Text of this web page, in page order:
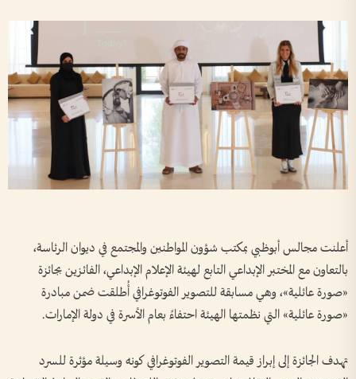
أعلنت مجالس أبوظبي بمكتب شؤون المواطنين والمجتمع في ديوان الرئاسة،
بالتعاون مع المختبر الإبداعي التابع لهيئة الإعلام الإبداعي، الفائزين بجائزة
«صورة عائلية»، وهي مسابقة للتصوير الفوتوغرافي أُطلقت ضمن مبادرة
«صورة عائلية» التي نظمتها الهيئة احتفاءً بعام الأسرة في دولة الإمارات.
تهدف الجائزة إلى إبراز قيمة التصوير الفوتوغرافي كونه وسيلة مؤثرة للسرد